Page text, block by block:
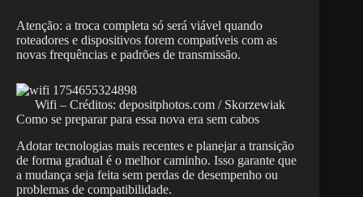
Atenção: a troca completa só será viável quando
roteadores e dispositivos forem compatíveis com as
novas frequências e padrões de transmissão.
Wifi – Créditos: depositphotos.com / Skorzewiak
Como se preparar para essa nova era sem cabos
Adotar tecnologias mais recentes e planejar a transição
de forma gradual é o melhor caminho. Isso garante que
a mudança seja feita sem perdas de desempenho ou
problemas de compatibilidade.